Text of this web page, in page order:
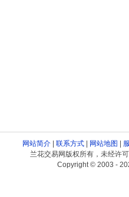
网站简介| 联系方式| 网站地图 |
兰花交易网版权所有，未经许
Copyright © 2003 -